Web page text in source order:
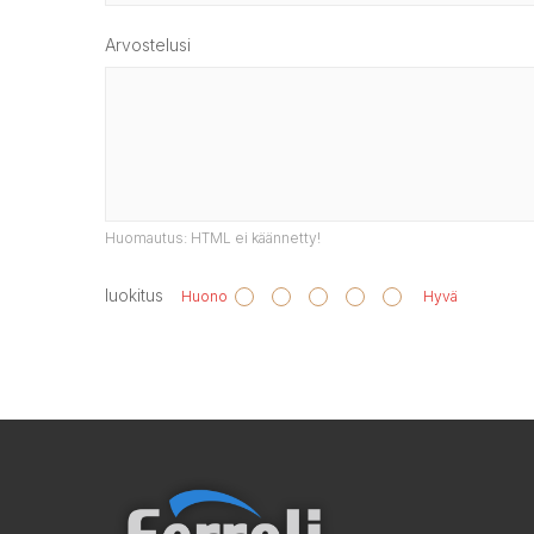
Arvostelusi
Huomautus: HTML ei käännetty!
luokitus Huono Hyvä